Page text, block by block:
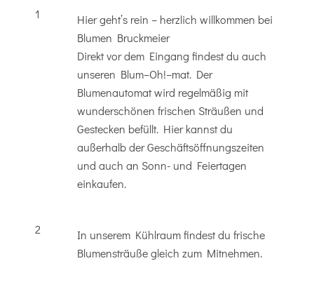
1
Hier geht’s rein – herzlich willkommen bei
Blumen Bruckmeier
Direkt vor dem Eingang findest du auch
unseren Blum–Oh!–mat. Der
Blumenautomat wird regelmäßig mit
wunderschönen frischen Sträußen und
Gestecken befüllt. Hier kannst du
außerhalb der Geschäftsöffnungszeiten
und auch an Sonn- und Feiertagen
einkaufen.
2
In unserem Kühlraum findest du frische
Blumensträuße gleich zum Mitnehmen.